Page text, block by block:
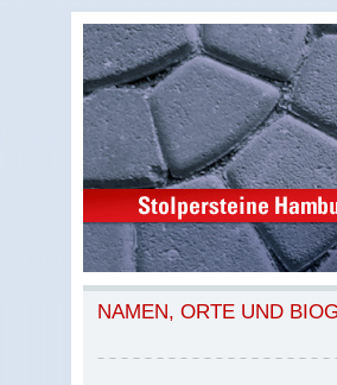
NAMEN, ORTE UND